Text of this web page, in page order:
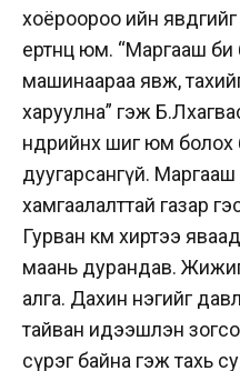
хоёроороо ийн
ертөнц юм. “Маргааш би
машинаараа явж,
харуулна” гэж
өнөөдрийнх шиг юм
дуугарсангүй.
хамгаалалттай газар
Гурван км хиртээ
маань дурандав.
алга. Дахин нэгийг
тайван идээшлэн
сүрэг байна гэж тахь